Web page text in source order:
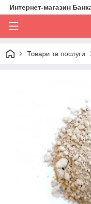
Интернет-магазин
Товари та послуги